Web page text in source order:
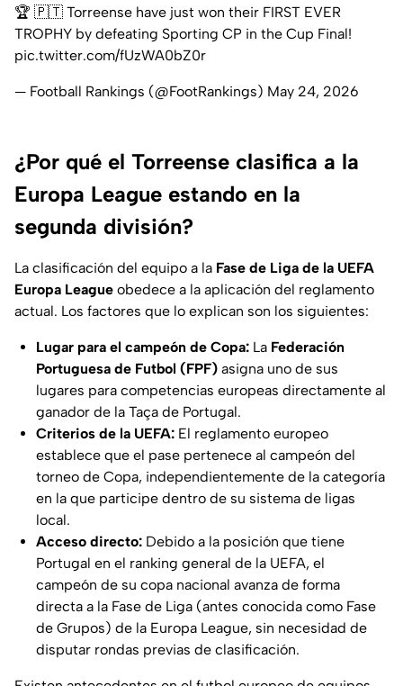
🏆 🇵🇹 Torreense have just won their FIRST EVER
TROPHY by defeating Sporting CP in the Cup Final!
pic.twitter.com/fUzWA0bZ0r
— Football Rankings (@FootRankings) May 24, 2026
¿Por qué el Torreense clasifica a la
Europa League estando en la
segunda división?
La clasificación del equipo a la Fase de Liga de la UEFA
Europa League obedece a la aplicación del reglamento
actual. Los factores que lo explican son los siguientes:
Lugar para el campeón de Copa: La Federación
Portuguesa de Futbol (FPF) asigna uno de sus
lugares para competencias europeas directamente al
ganador de la Taça de Portugal.
Criterios de la UEFA: El reglamento europeo
establece que el pase pertenece al campeón del
torneo de Copa, independientemente de la categoría
en la que participe dentro de su sistema de ligas
local.
Acceso directo: Debido a la posición que tiene
Portugal en el ranking general de la UEFA, el
campeón de su copa nacional avanza de forma
directa a la Fase de Liga (antes conocida como Fase
de Grupos) de la Europa League, sin necesidad de
disputar rondas previas de clasificación.